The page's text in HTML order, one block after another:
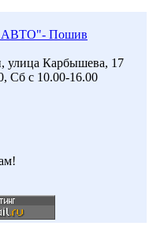
Пошив
улица Карбышева, 17
Сб с 10.00-16.00